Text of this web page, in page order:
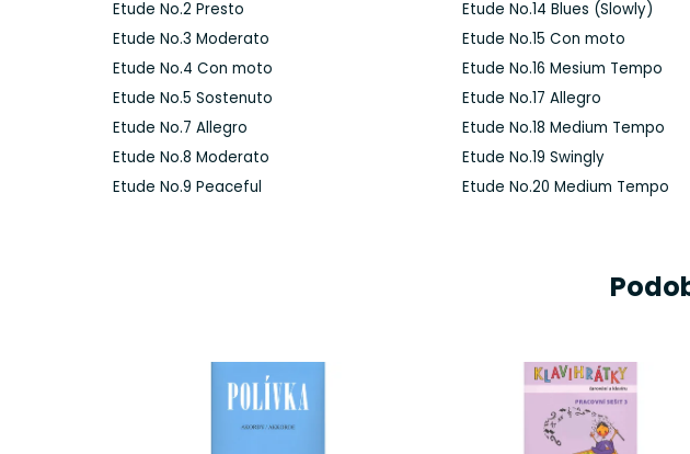
Etude No.2 Presto
Etude No.14 Blues (Slowly)
Etude No.3 Moderato
Etude No.15 Con moto
Etude No.4 Con moto
Etude No.16 Mesium Tempo
Etude No.5 Sostenuto
Etude No.17 Allegro
Etude No.7 Allegro
Etude No.18 Medium Tempo
Etude No.8 Moderato
Etude No.19 Swingly
Etude No.9 Peaceful
Etude No.20 Medium Tempo